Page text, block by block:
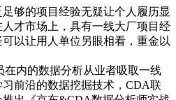
够的项目经验无疑让个人履历显
才市场上，具有一线大厂项目经
以让用人单位另眼相看，重金以
内的数据分析从业者吸取一线
前沿的数据挖掘技术，CDA联